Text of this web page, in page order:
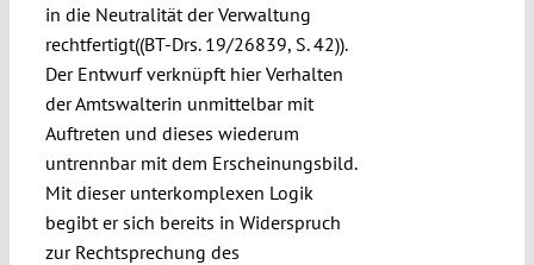
in die Neutralität der Verwaltung
rechtfertigt((BT-Drs. 19/26839, S. 42)).
Der Entwurf verknüpft hier Verhalten
der Amtswalterin unmittelbar mit
Auftreten und dieses wiederum
untrennbar mit dem Erscheinungsbild.
Mit dieser unterkomplexen Logik
begibt er sich bereits in Widerspruch
zur Rechtsprechung des